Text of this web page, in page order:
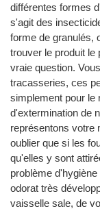
différentes formes
s'agit des
forme de granulés,
trouver le produit le
vraie question.
tracasseries, ces
simplement pour le
d'extermination de
représentons votre
oublier que si les
qu'elles y sont
problème
odorat très
vaisselle sale, de